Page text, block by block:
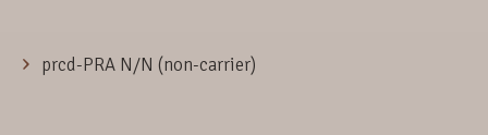
prcd-PRA N/N (non-carrier)